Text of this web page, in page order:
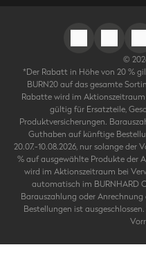
©
*Der Rabatt in Höhe von 20 %
BURN20 auf das gesamte
Rabatte wird im
gültig für Ersatzteile,
Produktversicherungen.
Guthaben auf künftige
20.07.-10.08.2026, nur solange
% auf ausgewählte Produkte der
wird im Aktionszeitraum bei
automatisch im BURNHARD
Barauszahlung oder
Bestellungen ist